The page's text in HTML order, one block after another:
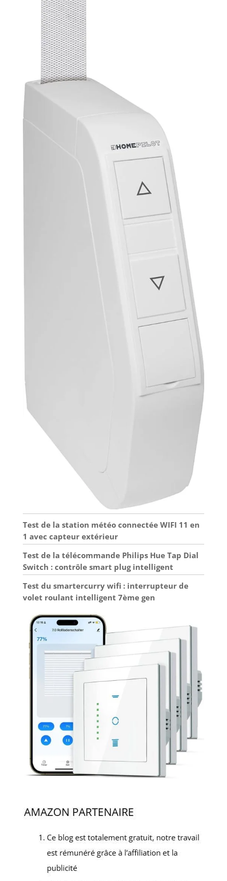
Test de la station météo connectée WIFI 11 en
1 avec capteur extérieur
Test de la télécommande Philips Hue Tap Dial
Switch : contrôle smart plug intelligent
Test du smartercurry wifi : interrupteur de
volet roulant intelligent 7ème gen